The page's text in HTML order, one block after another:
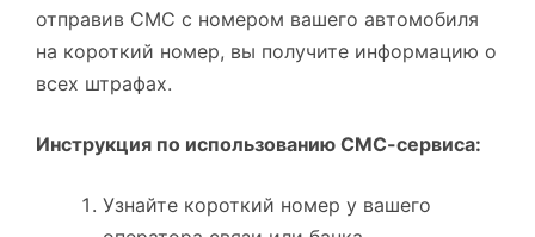
отправив СМС с номером вашего автомобиля
на короткий номер, вы получите информацию о
всех штрафах.
Инструкция по использованию СМС-сервиса:
Узнайте короткий номер у вашего